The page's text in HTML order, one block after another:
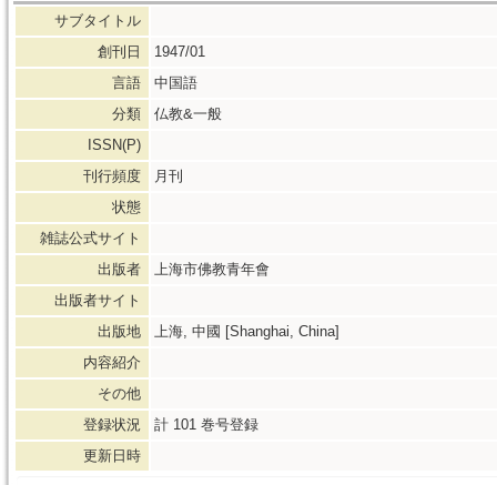
サブタイトル
創刊日
1947/01
言語
中国語
分類
仏教&一般
ISSN(P)
刊行頻度
月刊
状態
雑誌公式サイト
出版者
上海市佛教青年會
出版者サイト
出版地
上海, 中國 [Shanghai, China]
内容紹介
その他
登録状況
計 101 巻号登録
更新日時